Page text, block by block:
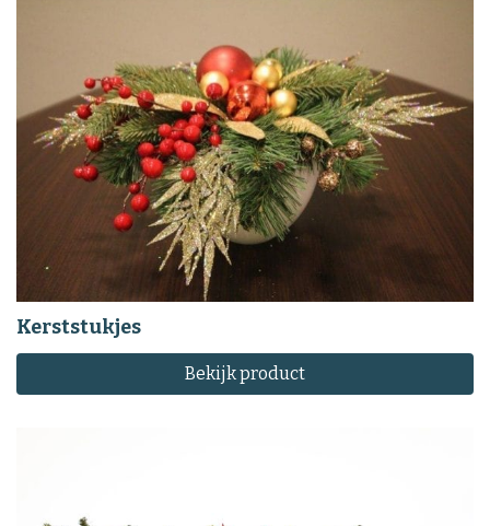
Kerststukjes
Bekijk product